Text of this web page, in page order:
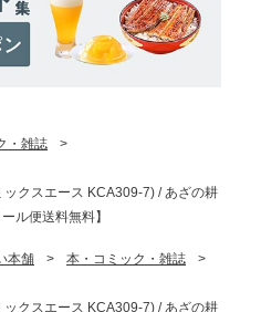
・雑誌
>
ックスエース KCA309-7) / あざの耕
ル便送料無料】
本舗 > 本・コミック・雑誌
>
ックスエース KCA309-7) / あざの耕